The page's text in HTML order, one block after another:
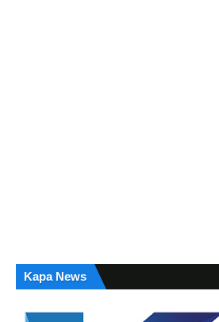
Kapa News